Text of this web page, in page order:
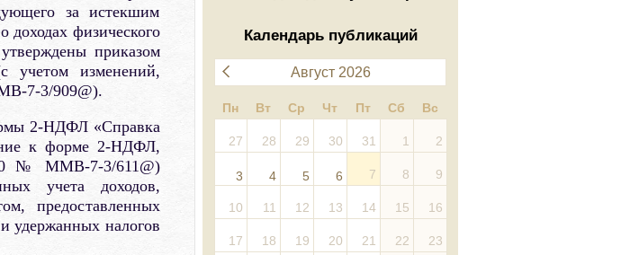
за истекшим
физического
приказом
изменений,
7-3/909@).
2-НДФЛ «Справка
к форме 2-НДФЛ,
№ ММВ-7-3/611@)
учета доходов,
предоставленных
удержанных налогов
Календарь публикаций
Август 2026
Пн Вт Ср Чт Пт Сб Вс
27 28 29 30 31 1 2
3 4 5 6 7 8 9
10 11 12 13 14 15 16
17 18 19 20 21 22 23